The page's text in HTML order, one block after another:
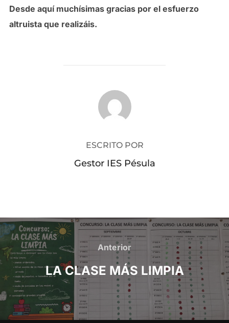
Desde aquí muchísimas gracias por el esfuerzo
altruista que realizáis.
AUTOR DE LA PUBLICACIÓN
ESCRITO POR
Gestor IES Pésula
Navegación
de
entradas
Anterior
Anterior
LA CLASE MÁS LIMPIA